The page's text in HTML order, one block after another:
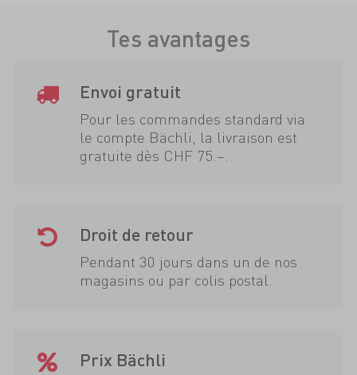
Tes avantages
Envoi gratuit
Pour les commandes standard via
le compte Bächli, la livraison est
gratuite dès CHF 75.–.
Droit de retour
Pendant 30 jours dans un de nos
magasins ou par colis postal.
Prix Bächli